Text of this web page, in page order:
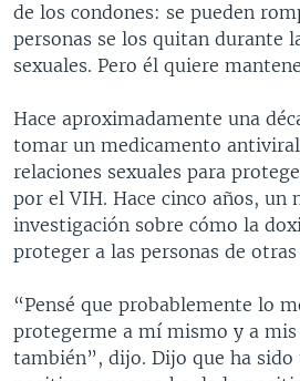
de los condones: se pueden
personas se los quitan durante
sexuales. Pero él quiere
Hace aproximadamente una
tomar un medicamento
relaciones sexuales para
por el VIH. Hace cinco años, un
investigación sobre cómo la
proteger a las personas de
“Pensé que probablemente lo
protegerme a mí mismo y a mis
también”, dijo. Dijo que ha sido